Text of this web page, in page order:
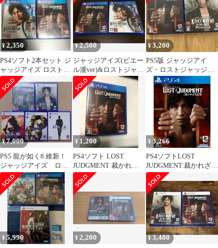
¥2,350
PS4ソフト2本セット ジ
ャッジアイズ ロストジ
ャッジメント
¥2,500
ジャッジアイズ(ピエー
ル瀧ver)&ロストジャッ
ジメント セット
¥3,200
PS5版 ジャッジアイ
ズ・ロストジャッジメ
ント ２本セット
¥7,000
PS5 龍が如く8 維新！
ジャッジアイズ ロス
トジャッジメント他 5
本セット
¥ 1,200
PS4ソフト LOST
JUDGMENT 裁かれざ
る記憶 ロストジャッ
ジメント
¥ 3,266
PS4ソフトLOST
JUDGMENT:裁かれざる
記憶(ロストジャッジメ
ント) セガ
¥5,990 ¥ 2,200 ¥3,480